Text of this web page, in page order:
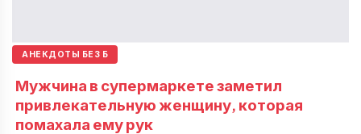
АНЕКДОТЫ БЕЗ Б
Мужчина в супермаркете заметил
привлекательную женщину, которая
помахала ему рук